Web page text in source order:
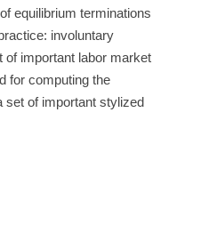
equilibrium terminations
involuntary
of important labor market
for computing the
set of important stylized